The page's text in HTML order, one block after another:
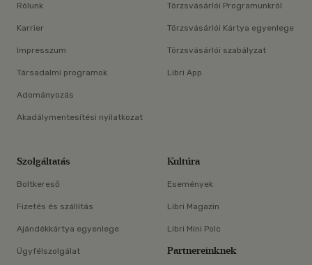
Rólunk
Karrier
Impresszum
Társadalmi programok
Adományozás
Akadálymentesítési nyilatkozat
Törzsvásárlói Programunkról
Törzsvásárlói Kártya egyenlege
Törzsvásárlói szabályzat
Libri App
Szolgáltatás
Boltkereső
Fizetés és szállítás
Ajándékkártya egyenlege
Ügyfélszolgálat
Kultúra
Események
Libri Magazin
Libri Mini Polc
Partnereinknek